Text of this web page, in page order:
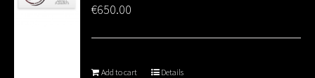
€650.00
Add to cart Details